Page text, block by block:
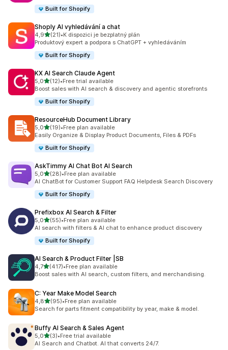
Built for Shopify
Shoply AI vyhledávání a chat
4,9z 5 hvězd
(21)
Celkový počet recenzí: 21
•K dispozici je bezplatný plán
Produktový expert a podpora s ChatGPT + vyhledáváním
Built for Shopify
KX AI Search Claude Agent
5,0z 5 hvězd
(12)
Celkový počet recenzí: 12
•Free trial available
Boost sales with AI search & discovery and agentic storefronts
Built for Shopify
ResourceHub Document Library
5,0z 5 hvězd
(19)
Celkový počet recenzí: 19
•Free plan available
Easily Organize & Display Product Documents, Files & PDFs
Built for Shopify
AskTimmy AI Chat Bot AI Search
5,0z 5 hvězd
(28)
Celkový počet recenzí: 28
•Free plan available
AI ChatBot for Customer Support FAQ Helpdesk Search Discovery
Built for Shopify
Prefixbox AI Search & Filter
5,0z 5 hvězd
(55)
Celkový počet recenzí: 55
•Free plan available
AI search with filters & AI chat to enhance product discovery
Built for Shopify
AI Search & Product Filter |SB
4,7z 5 hvězd
(417)
Celkový počet recenzí: 417
•Free plan available
Boost sales with AI search, custom filters, and merchandising.
C: Year Make Model Search
4,8z 5 hvězd
(95)
Celkový počet recenzí: 95
•Free plan available
Search for parts fitment compatibility by year, make & model.
Buffy AI Search & Sales Agent
5,0z 5 hvězd
(3)
Celkový počet recenzí: 3
•Free trial available
AI Search and Chatbot. AI that converts 24/7.